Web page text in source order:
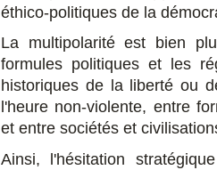
éthico-politiques de la
La multipolarité est bien
formules politiques et les
historiques de la liberté ou
l'heure non-violente, entre
et entre sociétés et
Ainsi, l'hésitation